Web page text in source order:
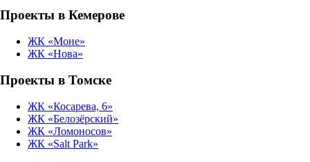
Проекты в Кемерове
ЖК «Моне»
ЖК «Нова»
Проекты в Томске
ЖК «Косарева, 6»
ЖК «Белозёрский»
ЖК «Ломоносов»
ЖК «Salt Park»